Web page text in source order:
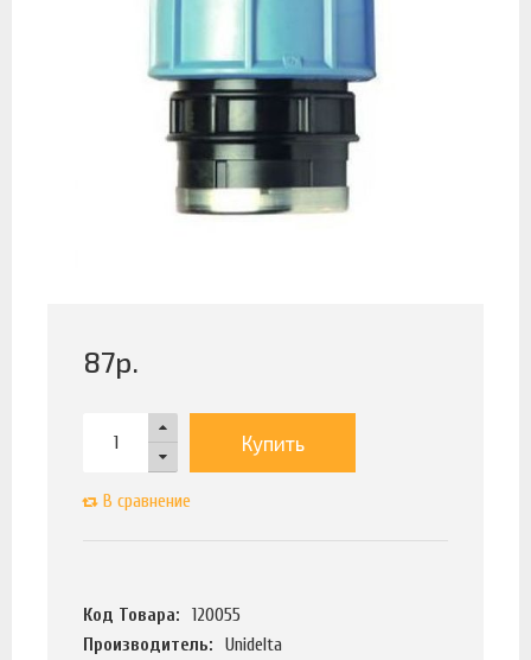
87р.
Купить
В сравнение
Код Товара:
120055
Производитель:
Unidelta